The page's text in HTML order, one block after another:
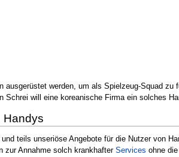
ausgerüstet werden, um als Spielzeug-Squad
Schrei will eine koreanische Firma ein solches
Handys
teils unseriöse Angebote für die Nutzer von
zur Annahme solch krankhafter Services ohne